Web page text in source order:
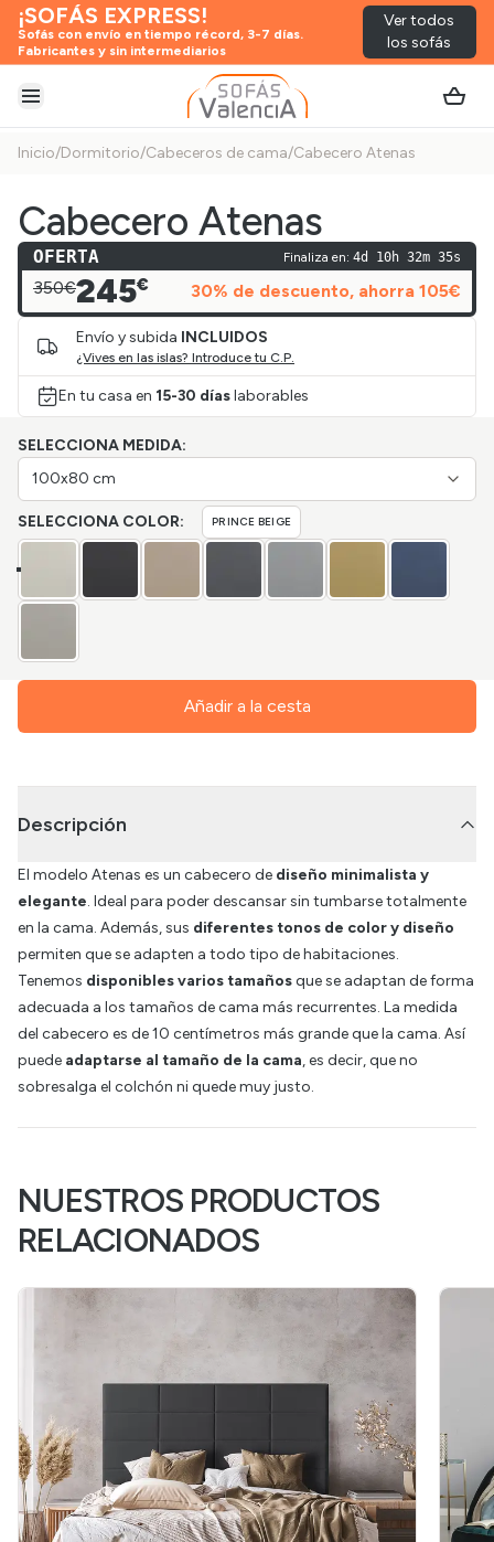
¡SOFÁS EXPRESS!
Sofás con envío en tiempo récord, 3-7 días.
Fabricantes y sin intermediarios
Ver todos
los sofás
Abrir menú
Inicio/Dormitorio/Cabeceros de cama/Cabecero Atenas
Cabecero Atenas
OFERTA Finaliza en: 4d 10h 32m 35s
350€245€ 30% de descuento, ahorra 105€
Envío y subida INCLUIDOS
¿Vives en las islas? Introduce tu C.P.
En tu casa en 15-30 díaslaborables
SELECCIONA MEDIDA:
100x80 cm
SELECCIONA COLOR: PRINCE BEIGE
Añadir a la cesta
Descripción
El modelo Atenas es un cabecero de diseño minimalista y
elegante. Ideal para poder descansar sin tumbarse totalmente
en la cama. Además, sus diferentes tonos de color y diseño
permiten que se adapten a todo tipo de habitaciones.
Tenemos disponibles varios tamañosque se adaptan de forma
adecuada a los tamaños de cama más recurrentes. La medida
del cabecero es de 10 centímetros más grande que la cama. Así
puede adaptarse al tamaño de la cama, es decir, que no
sobresalga el colchón ni quede muy justo.
NUESTROS PRODUCTOS
RELACIONADOS